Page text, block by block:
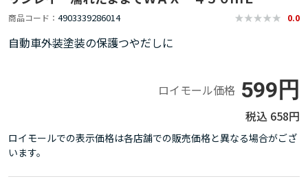
商品コード 4903339286014 0.0
自動車外装塗装の保護つやだしに
ロイモール価格 599円
658円
ロイモールでの表示価格は各店舗での販売価格と異なる場合がござ
います。